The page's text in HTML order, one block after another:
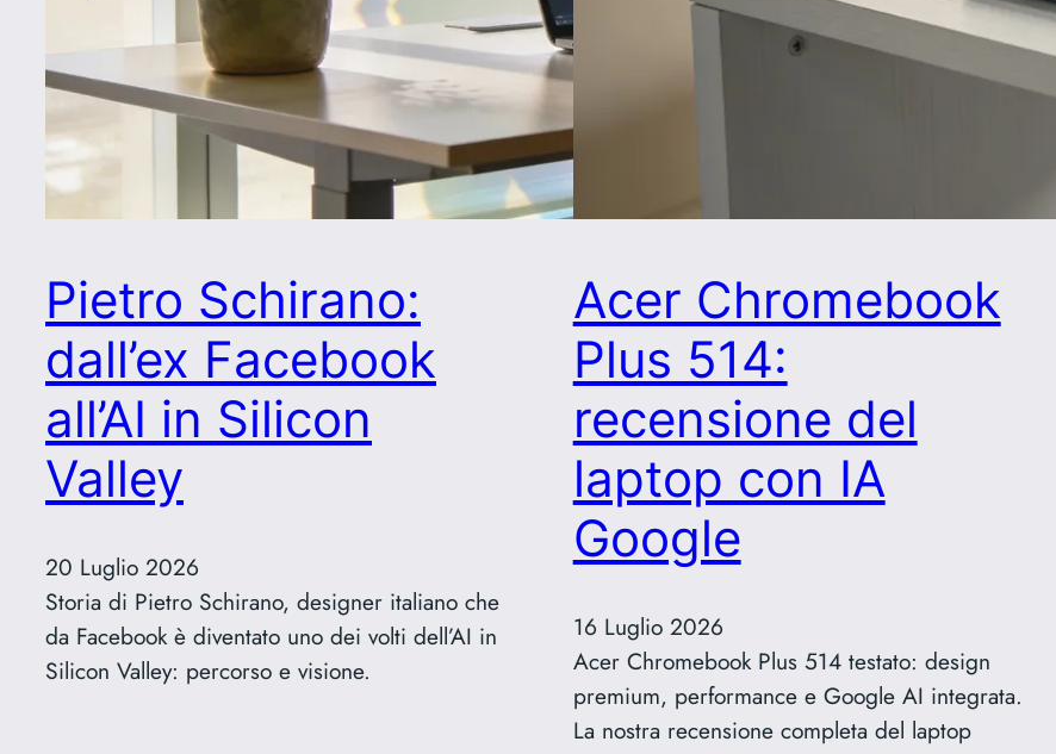
Pietro Schirano:
dall’ex Facebook
all’AI in Silicon
Valley
20 Luglio 2026
Storia di Pietro Schirano, designer italiano che
da Facebook è diventato uno dei volti dell’AI in
Silicon Valley: percorso e visione.
Acer Chromebook
Plus 514:
recensione del
laptop con IA
Google
16 Luglio 2026
Acer Chromebook Plus 514 testato: design
premium, performance e Google AI integrata.
La nostra recensione completa del laptop